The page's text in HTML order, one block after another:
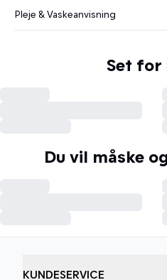
Pleje & Vaskeanvisning
Set for
Du vil måske
KUNDESERVICE